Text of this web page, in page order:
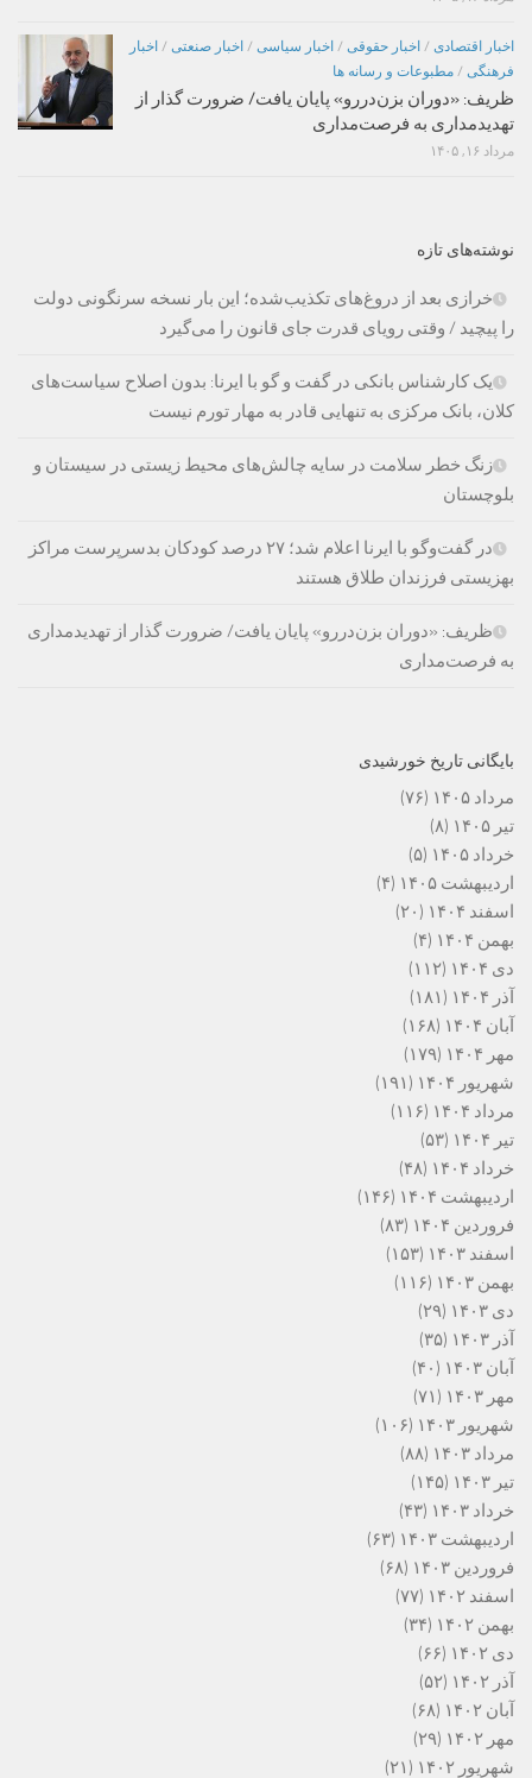
اخبار اقتصادی / اخبار حقوقی / اخبار سیاسی / اخبار صنعتی / اخبار
فرهنگی / مطبوعات و رسانه ها
ظریف: «دوران بزن‌دررو» پایان یافت/ ضرورت گذار از
تهدیدمداری به فرصت‌مداری
مرداد ۱۶, ۱۴۰۵
نوشته‌های تازه
خرازی بعد از دروغ‌های تکذیب‌شده؛ این بار نسخه سرنگونی دولت
را پیچید / وقتی رویای قدرت جای قانون را می‌گیرد
یک کارشناس بانکی در گفت و گو با ایرنا: بدون اصلاح سیاست‌های
کلان، بانک مرکزی به تنهایی قادر به مهار تورم نیست
زنگ خطر سلامت در سایه چالش‌های محیط زیستی در سیستان و
بلوچستان
در گفت‌وگو با ایرنا اعلام شد؛ ۲۷ درصد کودکان بدسرپرست مراکز
بهزیستی فرزندان طلاق هستند
ظریف: «دوران بزن‌دررو» پایان یافت/ ضرورت گذار از تهدیدمداری
به فرصت‌مداری
بایگانی تاریخ خورشیدی
مرداد ۱۴۰۵
(۷۶)
تیر ۱۴۰۵
(۸)
خرداد ۱۴۰۵
(۵)
اردیبهشت ۱۴۰۵
(۴)
اسفند ۱۴۰۴
(۲۰)
بهمن ۱۴۰۴
(۴)
دی ۱۴۰۴
(۱۱۲)
آذر ۱۴۰۴
(۱۸۱)
آبان ۱۴۰۴
(۱۶۸)
مهر ۱۴۰۴
(۱۷۹)
شهریور ۱۴۰۴
(۱۹۱)
مرداد ۱۴۰۴
(۱۱۶)
تیر ۱۴۰۴
(۵۳)
خرداد ۱۴۰۴
(۴۸)
اردیبهشت ۱۴۰۴
(۱۴۶)
فروردین ۱۴۰۴
(۸۳)
اسفند ۱۴۰۳
(۱۵۳)
بهمن ۱۴۰۳
(۱۱۶)
دی ۱۴۰۳
(۲۹)
آذر ۱۴۰۳
(۳۵)
آبان ۱۴۰۳
(۴۰)
مهر ۱۴۰۳
(۷۱)
شهریور ۱۴۰۳
(۱۰۶)
مرداد ۱۴۰۳
(۸۸)
تیر ۱۴۰۳
(۱۴۵)
خرداد ۱۴۰۳
(۴۳)
اردیبهشت ۱۴۰۳
(۶۳)
فروردین ۱۴۰۳
(۶۸)
اسفند ۱۴۰۲
(۷۷)
بهمن ۱۴۰۲
(۳۴)
دی ۱۴۰۲
(۶۶)
آذر ۱۴۰۲
(۵۲)
آبان ۱۴۰۲
(۶۸)
مهر ۱۴۰۲
(۲۹)
شهریور ۱۴۰۲
(۲۱)